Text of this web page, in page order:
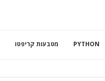
PYTHON מטבעות קריפטו